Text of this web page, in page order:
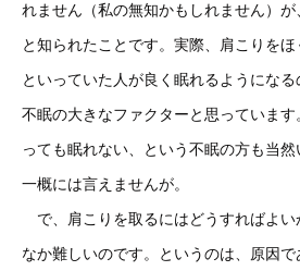
れません（私の無知かもしれません）
と知られたことです。実際、肩こりを
といっていた人が良く眠れるようにな
不眠の大きなファクターと思っていま
っても眠れない、という不眠の方も当然
一概には言えませんが。
で、肩こりを取るにはどうすればよい
なか難しいのです。というのは、原因